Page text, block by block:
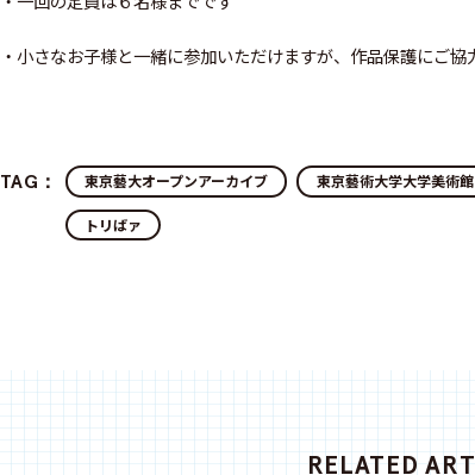
・小さなお子様と一緒に参加いただけますが、作品保護にご協
TAG： 東京藝大オープンアーカイブ 東京藝術大学大学美術館
トリばァ
RELATED